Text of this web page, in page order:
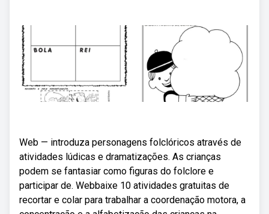
Web — introduza personagens folclóricos através de
atividades lúdicas e dramatizações. As crianças
podem se fantasiar como figuras do folclore e
participar de. Webbaixe 10 atividades gratuitas de
recortar e colar para trabalhar a coordenação motora, a